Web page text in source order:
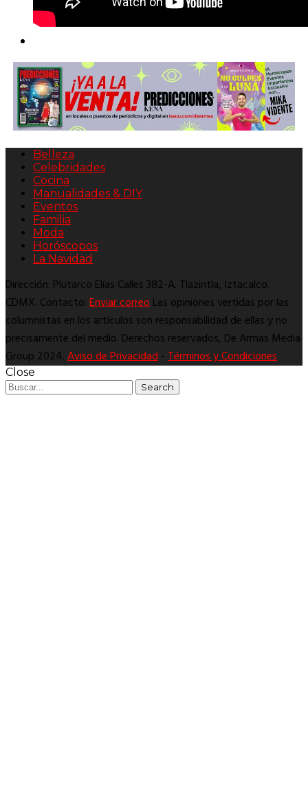
Belleza
Celebridades
Cocina
Manualidades & DIY
Eventos
Familia
Moda
Horóscopos
La Navidad
Dirección: Plutarco Elías Calles 382-A. Tlazintla, Iztacalco.
CDMX. Contacto:Enviar correoLas opiniones vertidas por las
columnistas en los artículos son responsabilidad de ellas y no
precisamente del medio. Derechos reservados, De Armas Media
Group 2024.Aviso de Privacidad-Términos y Condiciones
Close